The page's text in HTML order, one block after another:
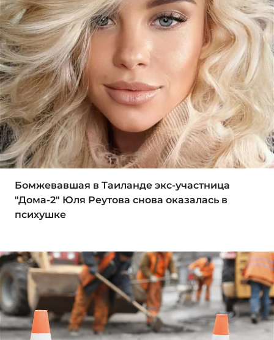
Бомжевавшая в Таиланде экс-участница
"Дома-2" Юля Реутова снова оказалась в
психушке